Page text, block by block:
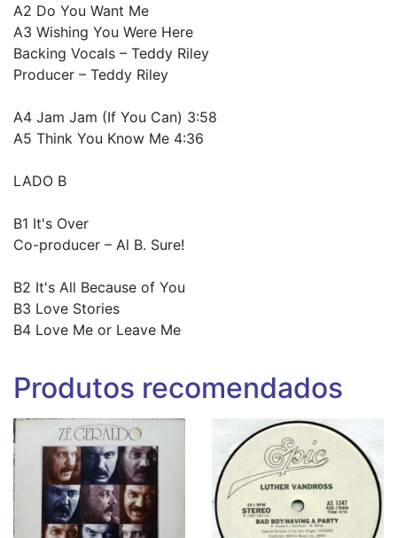
A2 Do You Want Me
A3 Wishing You Were Here
Backing Vocals – Teddy Riley
Producer – Teddy Riley
A4 Jam Jam (If You Can) 3:58
A5 Think You Know Me 4:36
LADO B
B1 It's Over
Co-producer – Al B. Sure!
B2 It's All Because of You
B3 Love Stories
B4 Love Me or Leave Me
Produtos recomendados